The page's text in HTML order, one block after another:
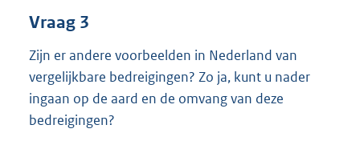
Vraag 3
Zijn er andere voorbeelden in Nederland van
vergelijkbare bedreigingen? Zo ja, kunt u nader
ingaan op de aard en de omvang van deze
bedreigingen?